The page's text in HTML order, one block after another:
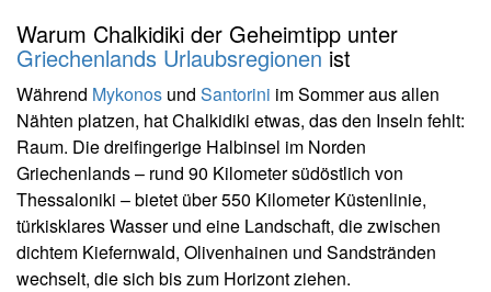
Warum Chalkidiki der Geheimtipp unter
Griechenlands Urlaubsregionen ist
Während Mykonos und Santorini im Sommer aus allen
Nähten platzen, hat Chalkidiki etwas, das den Inseln fehlt:
Raum. Die dreifingerige Halbinsel im Norden
Griechenlands – rund 90 Kilometer südöstlich von
Thessaloniki – bietet über 550 Kilometer Küstenlinie,
türkisklares Wasser und eine Landschaft, die zwischen
dichtem Kiefernwald, Olivenhainen und Sandstränden
wechselt, die sich bis zum Horizont ziehen.